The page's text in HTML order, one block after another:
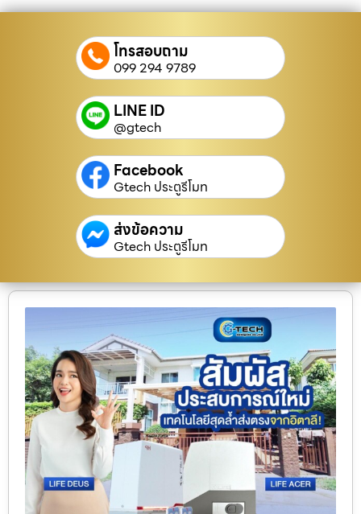
โทรสอบถาม
099 294 9789
LINE ID
@gtech
Facebook
Gtech ประตูรีโมท
ส่งข้อความ
Gtech ประตูรีโมท